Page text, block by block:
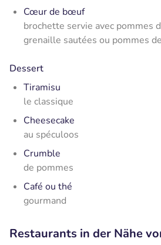
Cœur de bœuf
brochette servie avec pommes
grenaille sautées ou pommes
Dessert
Tiramisu
le classique
Cheesecake
au spéculoos
Crumble
de pommes
Café ou thé
gourmand
Restaurants in der Nähe